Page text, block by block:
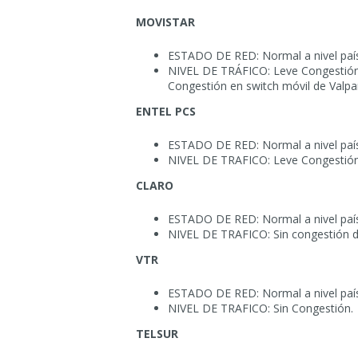
MOVISTAR
ESTADO DE RED: Normal a nivel
NIVEL DE TRÁFICO: Leve
Congestión en switch móvil de
ENTEL PCS
ESTADO DE RED: Normal a nivel
NIVEL DE TRAFICO: Leve
CLARO
ESTADO DE RED: Normal a nivel
NIVEL DE TRAFICO: Sin congestión
VTR
ESTADO DE RED: Normal a nivel
NIVEL DE TRAFICO: Sin Congestión.
TELSUR